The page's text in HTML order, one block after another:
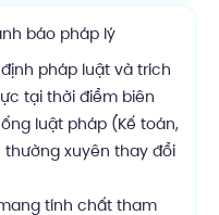
báo pháp lý
pháp luật và trích
tại thời điểm biên
luật pháp (Kế toán,
thường xuyên thay đổi
tính chất tham